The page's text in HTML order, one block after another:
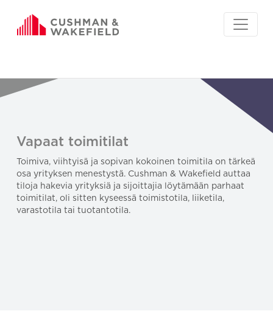
Vapaat toimitilat
Toimiva, viihtyisä ja sopivan kokoinen toimitila on tärkeä
osa yrityksen menestystä. Cushman & Wakefield auttaa
tiloja hakevia yrityksiä ja sijoittajia löytämään parhaat
toimitilat, oli sitten kyseessä toimistotila, liiketila,
varastotila tai tuotantotila.